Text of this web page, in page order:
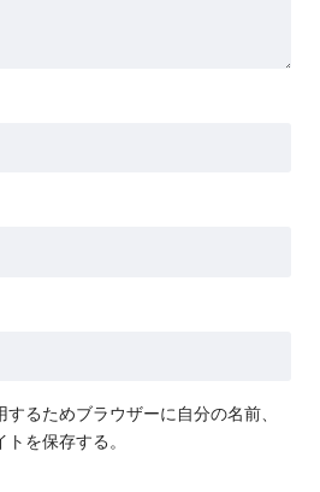
るためブラウザーに自分の名前、
を保存する。